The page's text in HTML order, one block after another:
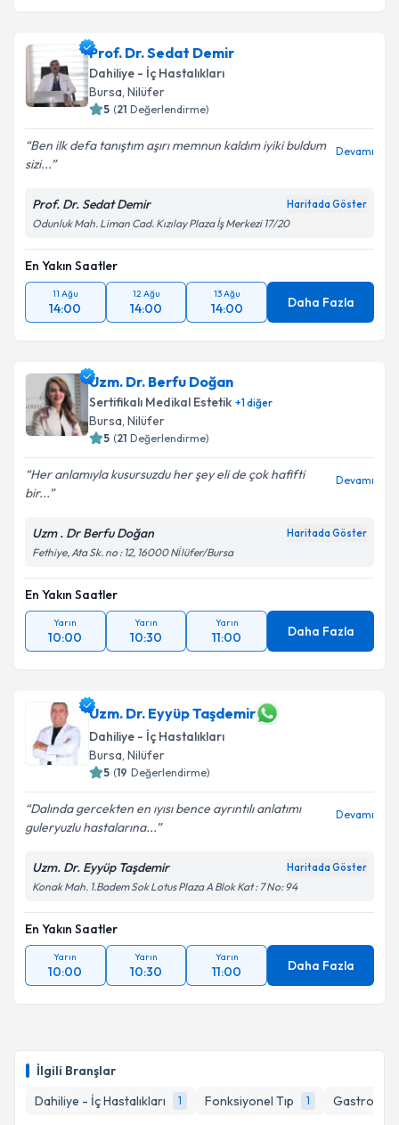
İlgili Branşlar
Dahiliye - İç Hastalıkları
1 Fonksiyonel Tıp 1
Prof. Dr. Sedat Demir
Dahiliye - İç Hastalıkları
Bursa, Nilüfer
5 (21 Değerlendirme)
Ben ilk defa tanıştım aşırı memnun kaldım iyiki buldum
sizi...
Devamı
Prof. Dr. Sedat Demir Haritada Göster
Odunluk Mah. Liman Cad. Kızılay Plaza İş Merkezi 17/20
En Yakın Saatler
11 Ağu
14:00
12 Ağu
14:00
13 Ağu
14:00 Daha Fazla
Uzm. Dr. Berfu Doğan
Sertifikalı Medikal Estetik +1diğer
Bursa, Nilüfer
5 (21 Değerlendirme)
Her anlamıyla kusursuzdu her şey eli de çok hafifti
bir...
Devamı
Uzm . Dr Berfu Doğan Haritada Göster
Fethiye, Ata Sk. no : 12, 16000 Ni̇lüfer/Bursa
En Yakın Saatler
Yarın
10:00
Yarın
10:30
Yarın
11:00 Daha Fazla
Uzm. Dr. Eyyüp Taşdemir
Dahiliye - İç Hastalıkları
Bursa, Nilüfer
5 (19 Değerlendirme)
Dalında gercekten en ıyısı bence ayrıntılı anlatımı
guleryuzlu hastalarına...
Devamı
Uzm. Dr. Eyyüp Taşdemir Haritada Göster
Konak Mah. 1.Badem Sok Lotus Plaza A Blok Kat : 7 No: 94
En Yakın Saatler
Yarın
10:00
Yarın
10:30
Yarın
11:00 Daha Fazla